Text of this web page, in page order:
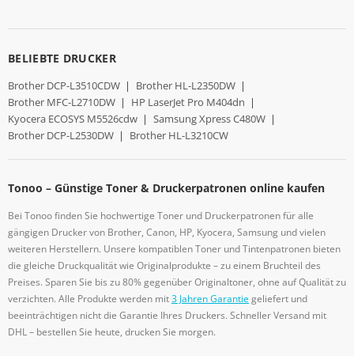
BELIEBTE DRUCKER
Brother DCP-L3510CDW | Brother HL-L2350DW |
Brother MFC-L2710DW | HP LaserJet Pro M404dn |
Kyocera ECOSYS M5526cdw | Samsung Xpress C480W |
Brother DCP-L2530DW | Brother HL-L3210CW
Tonoo – Günstige Toner & Druckerpatronen online kaufen
Bei Tonoo finden Sie hochwertige Toner und Druckerpatronen für alle
gängigen Drucker von Brother, Canon, HP, Kyocera, Samsung und vielen
weiteren Herstellern. Unsere kompatiblen Toner und Tintenpatronen bieten
die gleiche Druckqualität wie Originalprodukte – zu einem Bruchteil des
Preises. Sparen Sie bis zu 80% gegenüber Originaltoner, ohne auf Qualität zu
verzichten. Alle Produkte werden mit3 Jahren Garantiegeliefert und
beeinträchtigen nicht die Garantie Ihres Druckers. Schneller Versand mit
DHL – bestellen Sie heute, drucken Sie morgen.